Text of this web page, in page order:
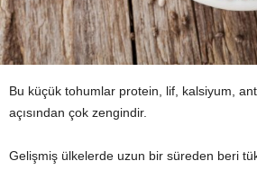
Bu küçük tohumlar protein, lif, kalsiyum,
açısından çok zengindir.
Gelişmiş ülkelerde uzun bir süreden beri